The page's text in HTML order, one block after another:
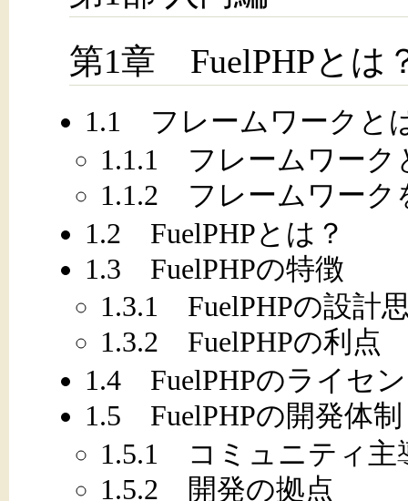
第1章 FuelPHPとは
1.1 フレームワークと
1.1.1 フレームワーク
1.1.2 フレームワーク
1.2 FuelPHPとは？
1.3 FuelPHPの特徴
1.3.1 FuelPHPの設計
1.3.2 FuelPHPの利点
1.4 FuelPHPのライセ
1.5 FuelPHPの開発体制
1.5.1 コミュニティ主
1.5.2 開発の拠点